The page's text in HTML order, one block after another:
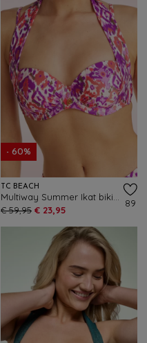
- 60%
TC BEACH
€ 59,95 € 23,95
89